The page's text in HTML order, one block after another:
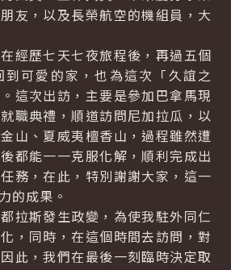
友，以及長榮航空的機組員，大
歷七天七夜旅程後，再過五個
到可愛的家，也為這次「久誼之
這次出訪，主要是參加巴拿馬現
職典禮，順道訪問尼加拉瓜，以
山、夏威夷檀香山，過程雖然遭
都能一一克服化解，順利完成出
務，在此，特別謝謝大家，這一
的成果。
斯發生政變，為使我駐外同仁
，同時，在這個時間去訪問，對
此，我們在最後一刻臨時決定取